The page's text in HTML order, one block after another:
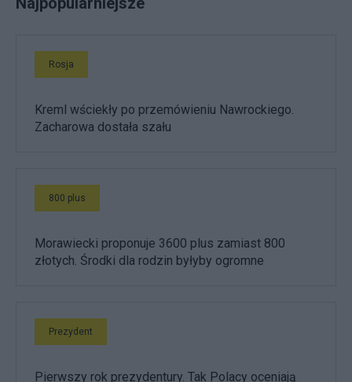
Rosja
Kreml wściekły po przemówieniu Nawrockiego.
Zacharowa dostała szału
800 plus
Morawiecki proponuje 3600 plus zamiast 800
złotych. Środki dla rodzin byłyby ogromne
Prezydent
Pierwszy rok prezydentury. Tak Polacy oceniają